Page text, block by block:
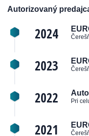
Autorizovaný
2024
2023
2022 Pri
2021